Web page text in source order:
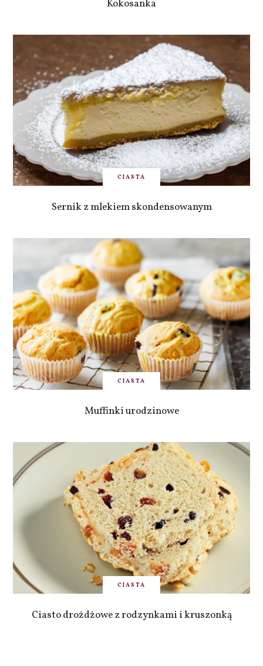
Kokosanka
CIASTA
Sernik z mlekiem skondensowanym
CIASTA
Muffinki urodzinowe
CIASTA
Ciasto drożdżowe z rodzynkami i kruszonką